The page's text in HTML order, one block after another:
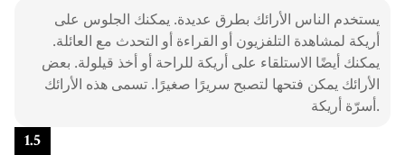
give[v ɡɪv/
يعطي
صديق
يستخدم الناس الأرائك بطرق عديدة. يمكنك الجلوس على
أريكة لمشاهدة التلفزيون أو القراءة أو التحدث مع العائلة.
يمكنك أيضًا الاستلقاء على أريكة للراحة أو أخذ قيلولة. بعض
الأرائك يمكن فتحها لتصبح سريرًا صغيرًا. تسمى هذه الأرائك
أسرّة أريكة.
1.5